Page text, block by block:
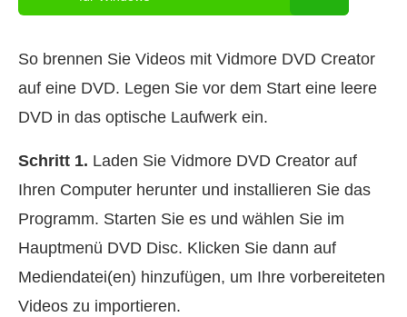
So brennen Sie Videos mit Vidmore DVD Creator
auf eine DVD. Legen Sie vor dem Start eine leere
DVD in das optische Laufwerk ein.
Schritt 1. Laden Sie Vidmore DVD Creator auf
Ihren Computer herunter und installieren Sie das
Programm. Starten Sie es und wählen Sie im
Hauptmenü DVD Disc. Klicken Sie dann auf
Medien­datei(en) hinzufügen, um Ihre vorbereiteten
Videos zu importieren.